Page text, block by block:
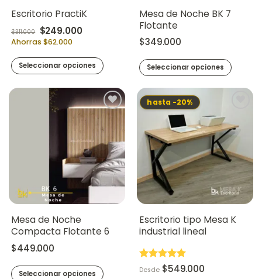
Escritorio PractiK
$311.000 Original price was: $311.000.
$249.000Current price is: $249.000.
Ahorras $62.000
Seleccionar opciones
Mesa de Noche BK 7
Flotante
$349.000
Seleccionar opciones
Mesa de Noche
Compacta Flotante 6
$449.000
Seleccionar opciones
hasta -20%
Escritorio tipo Mesa K
industrial lineal
Valorado en
Desde $549.000